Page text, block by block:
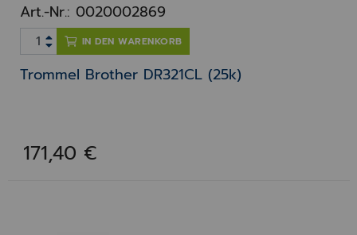
Art.-Nr.: 0020002869
IN DEN WARENKORB
Trommel Brother DR321CL (25k)
171,40 €